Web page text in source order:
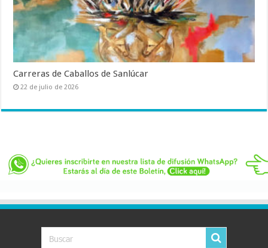
Carreras de Caballos de Sanlúcar
22 de julio de 2026